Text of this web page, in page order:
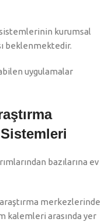
kurumsal
beklenmektedir.
uygulamalar
bazılarına ev
merkezlerinde
kalemleri arasında yer